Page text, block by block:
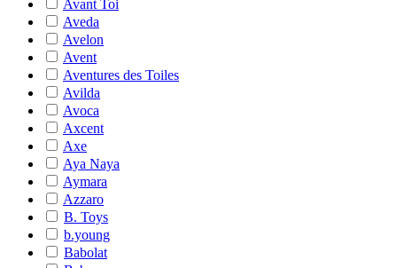
Avant Toi
Aveda
Avelon
Avent
Aventures des Toiles
Avilda
Avoca
Axcent
Axe
Aya Naya
Aymara
Azzaro
B. Toys
b.young
Babolat